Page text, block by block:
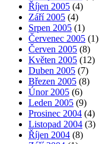
Říjen 2005 (4)
Září 2005 (4)
Srpen 2005 (1)
Červenec 2005 (1)
Červen 2005 (8)
Květen 2005 (12)
Duben 2005 (7)
Březen 2005 (8)
Únor 2005 (6)
Leden 2005 (9)
Prosinec 2004 (4)
Listopad 2004 (3)
Říjen 2004 (8)